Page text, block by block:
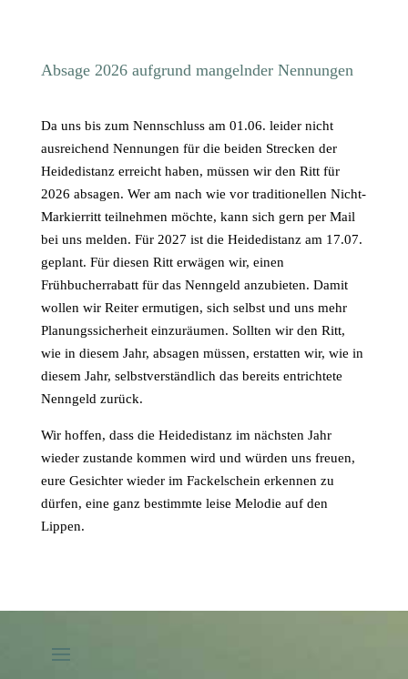
Absage 2026 aufgrund mangelnder Nennungen
Da uns bis zum Nennschluss am 01.06. leider nicht
ausreichend Nennungen für die beiden Strecken der
Heidedistanz erreicht haben, müssen wir den Ritt für
2026 absagen. Wer am nach wie vor traditionellen Nicht-
Markierritt teilnehmen möchte, kann sich gern per Mail
bei uns melden. Für 2027 ist die Heidedistanz am 17.07.
geplant. Für diesen Ritt erwägen wir, einen
Frühbucherrabatt für das Nenngeld anzubieten. Damit
wollen wir Reiter ermutigen, sich selbst und uns mehr
Planungssicherheit einzuräumen. Sollten wir den Ritt,
wie in diesem Jahr, absagen müssen, erstatten wir, wie in
diesem Jahr, selbstverständlich das bereits entrichtete
Nenngeld zurück.
Wir hoffen, dass die Heidedistanz im nächsten Jahr
wieder zustande kommen wird und würden uns freuen,
eure Gesichter wieder im Fackelschein erkennen zu
dürfen, eine ganz bestimmte leise Melodie auf den
Lippen.